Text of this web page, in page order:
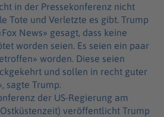
in der Pressekonferenz nicht
Tote und Verletzte es gibt. Trump
News» gesagt, dass keine
worden seien. Es seien ein paar
worden. Diese seien
und sollen in recht guter
sagte Trump.
der US-Regierung am
veröffentlicht Trump